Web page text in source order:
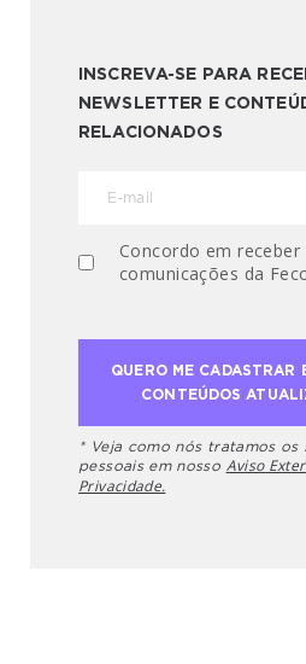
INSCREVA-SE PARA
NEWSLETTER E
RELACIONADOS
Concordo em receber
comunicações da
* Veja como nós tratamos os
pessoais em nosso Aviso
Privacidade.